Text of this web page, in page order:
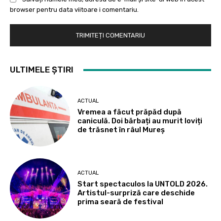
browser pentru data viitoare i comentariu.
ULTIMELE ȘTIRI
ACTUAL
Vremea a făcut prăpăd după
caniculă. Doi bărbați au murit loviți
de trăsnet în râul Mureș
ACTUAL
Start spectaculos la UNTOLD 2026.
Artistul-surpriză care deschide
prima seară de festival